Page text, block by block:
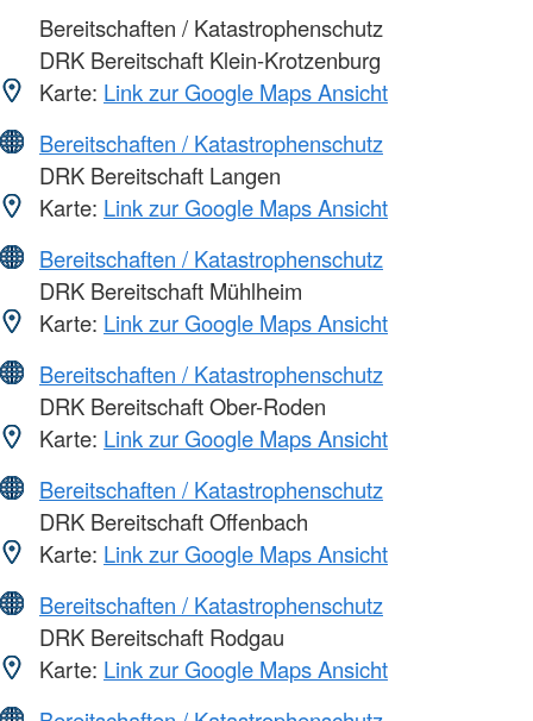
Bereitschaften / Katastrophenschutz
DRK Bereitschaft Klein-Krotzenburg
Karte: Link zur Google Maps Ansicht
Bereitschaften / Katastrophenschutz
DRK Bereitschaft Langen
Karte: Link zur Google Maps Ansicht
Bereitschaften / Katastrophenschutz
DRK Bereitschaft Mühlheim
Karte: Link zur Google Maps Ansicht
Bereitschaften / Katastrophenschutz
DRK Bereitschaft Ober-Roden
Karte: Link zur Google Maps Ansicht
Bereitschaften / Katastrophenschutz
DRK Bereitschaft Offenbach
Karte: Link zur Google Maps Ansicht
Bereitschaften / Katastrophenschutz
DRK Bereitschaft Rodgau
Karte: Link zur Google Maps Ansicht